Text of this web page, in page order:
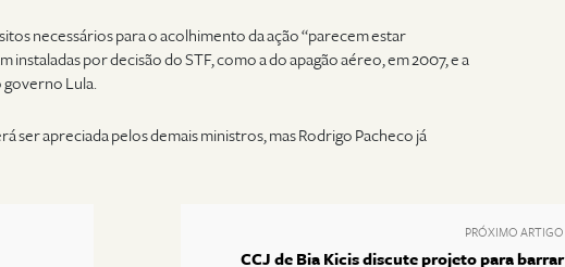
necessários para o acolhimento da ação “parecem estar
instaladas por decisão do STF, como a do apagão aéreo, em 2007, e a
governo Lula.
ser apreciada pelos demais ministros, mas Rodrigo Pacheco já
PRÓXIMO ARTIGO
CCJ de Bia Kicis discute projeto para barrar